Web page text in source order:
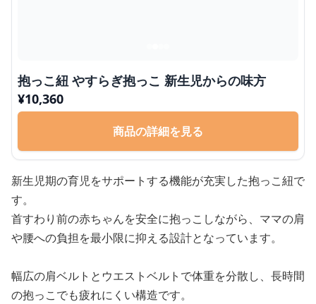
抱っこ紐 やすらぎ抱っこ 新生児からの味方
¥10,360
商品の詳細を見る
新生児期の育児をサポートする機能が充実した抱っこ紐で
す。
首すわり前の赤ちゃんを安全に抱っこしながら、ママの肩
や腰への負担を最小限に抑える設計となっています。
幅広の肩ベルトとウエストベルトで体重を分散し、長時間
の抱っこでも疲れにくい構造です。